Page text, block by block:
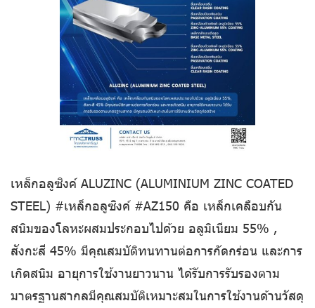
เหล็กอลูซิงค์ ALUZINC (ALUMINIUM ZINC COATED
STEEL) #เหล็กอลูซิงค์ #AZ150 คือ เหล็กเคลือบกัน
สนิมของโลหะผสมประกอบไปด้วย อลูมิเนียม 55% ,
สังกะสี 45% มีคุณสมบัติทนทานต่อการกัดกร่อน และการ
เกิดสนิม อายุการใช้งานยาวนาน ได้รับการรับรองตาม
มาตรฐานสากลมีคุณสมบัติเหมาะสมในการใช้งานด้านวัสดุ